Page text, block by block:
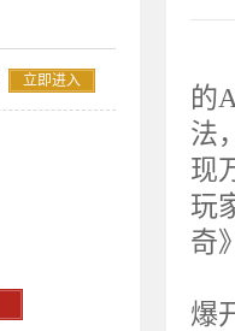
的
法
现
玩
奇
爆
立即进入